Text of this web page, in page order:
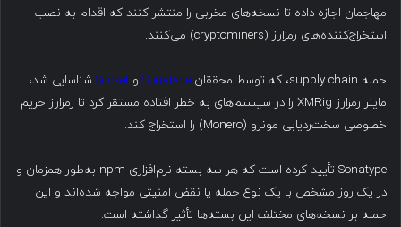
مهاجمان اجازه داده تا نسخه‌های مخربی را منتشر کنند که اقدام به نصب
استخراج‌کننده‌های رمزارز (cryptominers) می‌کنند.
حمله supply chain، که توسط محققان Sonatype و Socket شناسایی شد،
ماینر رمزارز XMRig را در سیستم‌های به خطر افتاده مستقر کرد تا رمزارز حریم
خصوصی سخت‌ردیابی مونرو (Monero) را استخراج کند.
Sonatype تأیید کرده است که هر سه بسته نرم‌افزاری npm به‌طور همزمان و
در یک روز مشخص با یک نوع حمله یا نقض امنیتی مواجه شده‌اند و این
حمله بر نسخه‌های مختلف این بسته‌ها تأثیر گذاشته است.